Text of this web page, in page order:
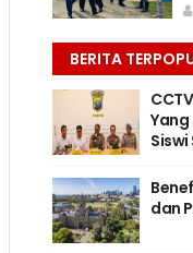
BERITA
Siswi
dan